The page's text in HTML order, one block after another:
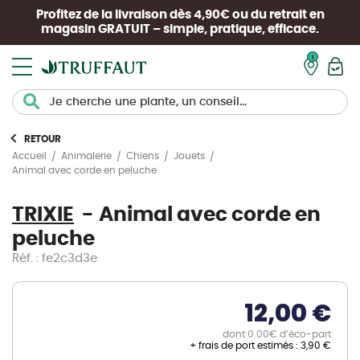
Profitez de la livraison dès 4,90€ ou du retrait en
magasin GRATUIT – simple, pratique, efficace.
RETOUR
Accueil
Animalerie Chiens
Jouets
Animal avec corde en peluche
TRIXIE
Animal avec corde en
peluche
Réf. : fe2c3d3e
12,00 €
dont 0.00€ d’éco-part
+ frais de port estimés : 3,90 €